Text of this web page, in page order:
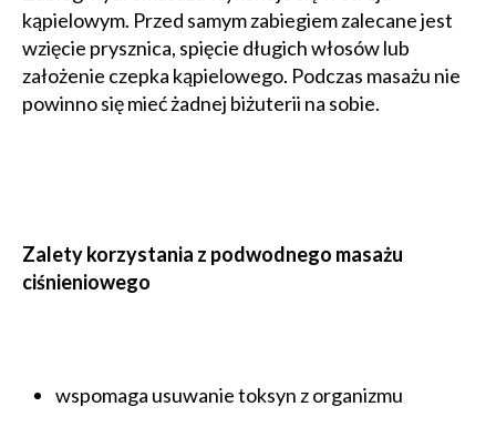
kąpielowym. Przed samym zabiegiem zalecane jest
wzięcie prysznica, spięcie długich włosów lub
założenie czepka kąpielowego. Podczas masażu nie
powinno się mieć żadnej biżuterii na sobie.
Zalety korzystania z podwodnego masażu
ciśnieniowego
wspomaga usuwanie toksyn z organizmu